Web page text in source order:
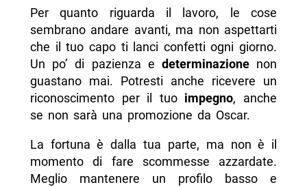
Per quanto riguarda il lavoro, le cose
sembrano andare avanti, ma non aspettarti
che il tuo capo ti lanci confetti ogni giorno.
Un po’ di pazienza e determinazionenon
guastano mai. Potresti anche ricevere un
riconoscimento per il tuo impegno, anche
se non sarà una promozione da Oscar.
La fortuna è dalla tua parte, ma non è il
momento di fare scommesse azzardate.
Meglio mantenere un profilo basso e